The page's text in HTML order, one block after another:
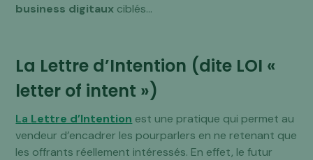
business digitaux ciblés…
La Lettre d’Intention (dite LOI «
letter of intent »)
La Lettre d’Intention est une pratique qui permet au
vendeur d’encadrer les pourparlers en ne retenant que
les offrants réellement intéressés. En effet, le futur